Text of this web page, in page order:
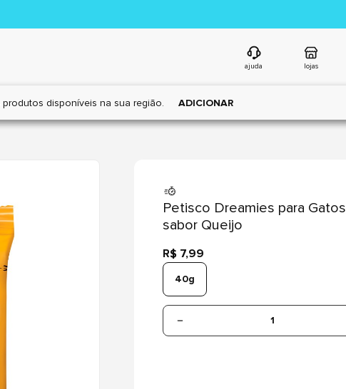
ajuda lojas
produtos disponíveis na sua região. ADICIONAR
Petisco Dreamies para Gatos
sabor Queijo
R$ 7,99
40g
1